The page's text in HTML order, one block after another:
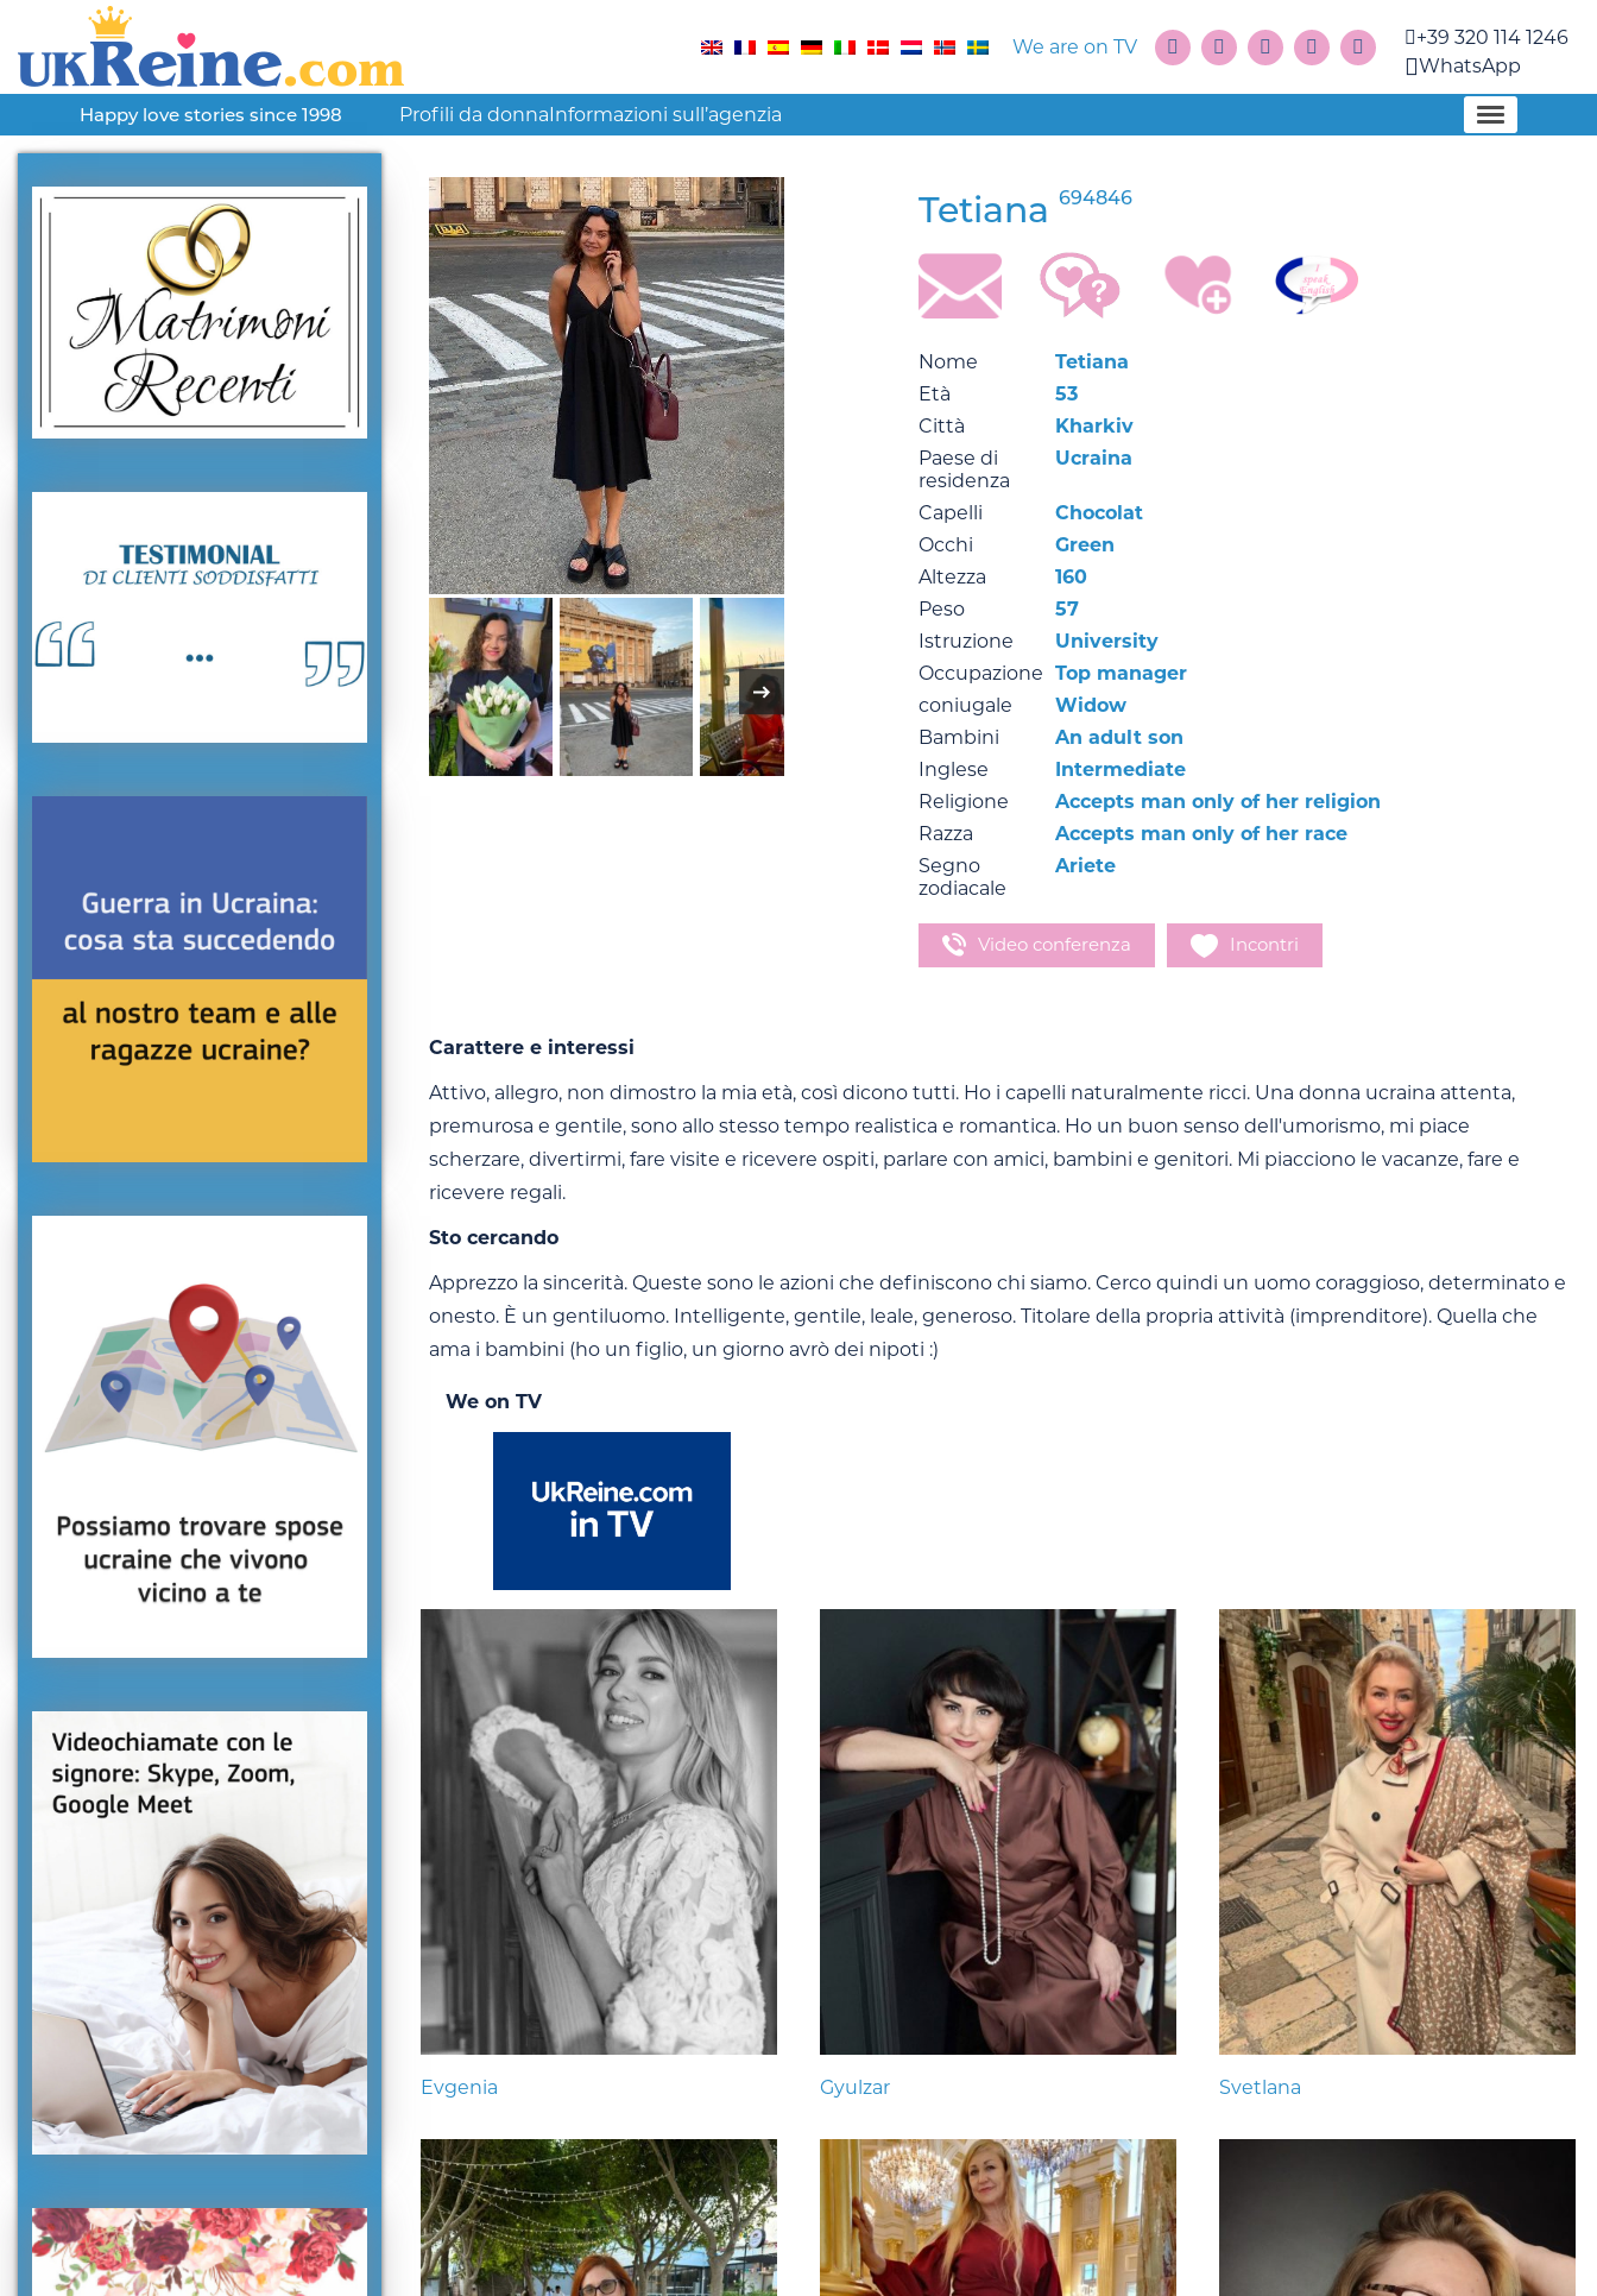
We are on TV
+39 320 114 1246
WhatsApp
Happy love stories since 1998 Profili da donnaInformazioni sull’agenzia
Tetiana 694846
Nome
Tetiana
Età
53
Città
Kharkiv
Paese di
residenza
Ucraina
Capelli
Chocolat
Occhi
Green
Altezza
160
Peso
57
Istruzione
University
Occupazione Top manager
coniugale
Widow
Bambini
An adult son
Inglese
Intermediate
Religione
Accepts man only of her religion
Razza
Accepts man only of her race
Segno
zodiacale
Ariete
Video conferenza Incontri
Carattere e interessi
Attivo, allegro, non dimostro la mia età, così dicono tutti. Ho i capelli naturalmente ricci. Una donna ucraina attenta,
premurosa e gentile, sono allo stesso tempo realistica e romantica. Ho un buon senso dell'umorismo, mi piace
scherzare, divertirmi, fare visite e ricevere ospiti, parlare con amici, bambini e genitori. Mi piacciono le vacanze, fare e
ricevere regali.
Sto cercando
Apprezzo la sincerità. Queste sono le azioni che definiscono chi siamo. Cerco quindi un uomo coraggioso, determinato e
onesto. È un gentiluomo. Intelligente, gentile, leale, generoso. Titolare della propria attività (imprenditore). Quella che
ama i bambini (ho un figlio, un giorno avrò dei nipoti :)
We on TV
Evgenia Gyulzar Svetlana